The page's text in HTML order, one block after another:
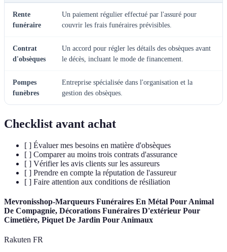
Rente
funéraire
Un paiement régulier effectué par l'assuré pour
couvrir les frais funéraires prévisibles.
Contrat
d'obsèques
Un accord pour régler les détails des obsèques avant
le décès, incluant le mode de financement.
Pompes
funèbres
Entreprise spécialisée dans l'organisation et la
gestion des obsèques.
Checklist avant achat
[ ] Évaluer mes besoins en matière d'obsèques
[ ] Comparer au moins trois contrats d'assurance
[ ] Vérifier les avis clients sur les assureurs
[ ] Prendre en compte la réputation de l'assureur
[ ] Faire attention aux conditions de résiliation
Mevronisshop-Marqueurs Funéraires En Métal Pour Animal
De Compagnie, Décorations Funéraires D'extérieur Pour
Cimetière, Piquet De Jardin Pour Animaux
Rakuten FR